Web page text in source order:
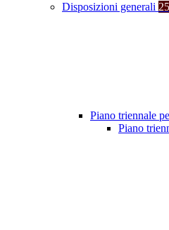
Disposizioni generali 25
Piano triennale
Piano